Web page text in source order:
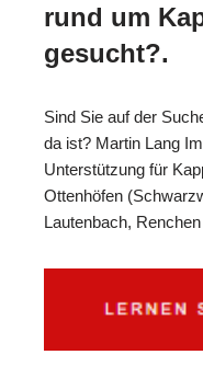
rund um
gesucht?.
Sind Sie auf der
da ist? Martin Lang
Unterstützung für
Ottenhöfen
Lautenbach,